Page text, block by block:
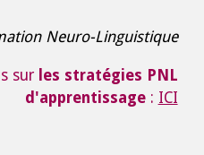
Neuro-Linguistique
sur les stratégies PNL
d'apprentissage: ICI